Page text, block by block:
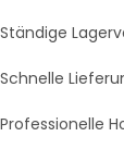
Ständige
Schnelle
Professionelle